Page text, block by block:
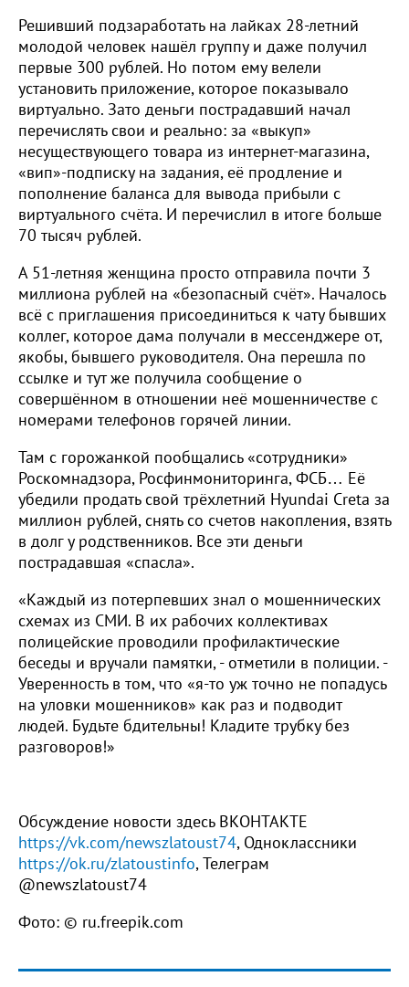
Решивший подзаработать на лайках 28-летний
молодой человек нашёл группу и даже получил
первые 300 рублей. Но потом ему велели
установить приложение, которое показывало
виртуально. Зато деньги пострадавший начал
перечислять свои и реально: за «выкуп»
несуществующего товара из интернет-магазина,
«вип»-подписку на задания, её продление и
пополнение баланса для вывода прибыли с
виртуального счёта. И перечислил в итоге больше
70 тысяч рублей.
А 51-летняя женщина просто отправила почти 3
миллиона рублей на «безопасный счёт». Началось
всё с приглашения присоединиться к чату бывших
коллег, которое дама получали в мессенджере от,
якобы, бывшего руководителя. Она перешла по
ссылке и тут же получила сообщение о
совершённом в отношении неё мошенничестве с
номерами телефонов горячей линии.
Там с горожанкой пообщались «сотрудники»
Роскомнадзора, Росфинмониторинга, ФСБ… Её
убедили продать свой трёхлетний Hyundai Creta за
миллион рублей, снять со счетов накопления, взять
в долг у родственников. Все эти деньги
пострадавшая «спасла».
«Каждый из потерпевших знал о мошеннических
схемах из СМИ. В их рабочих коллективах
полицейские проводили профилактические
беседы и вручали памятки, - отметили в полиции. -
Уверенность в том, что «я-то уж точно не попадусь
на уловки мошенников» как раз и подводит
людей. Будьте бдительны! Кладите трубку без
разговоров!»
Обсуждение новости здесь ВКОНТАКТЕ
https://vk.com/newszlatoust74, Одноклассники
https://ok.ru/zlatoustinfo, Телеграм
@newszlatoust74
Фото: © ru.freepik.com